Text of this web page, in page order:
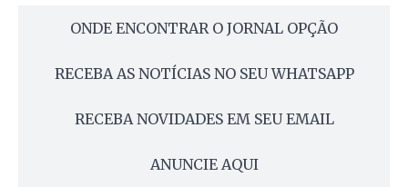
ONDE ENCONTRAR O JORNAL OPÇÃO
RECEBA AS NOTÍCIAS NO SEU WHATSAPP
RECEBA NOVIDADES EM SEU EMAIL
ANUNCIE AQUI